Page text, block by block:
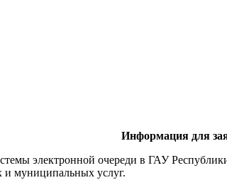
Информация для
электронной очереди в ГАУ
и муниципальных услуг.